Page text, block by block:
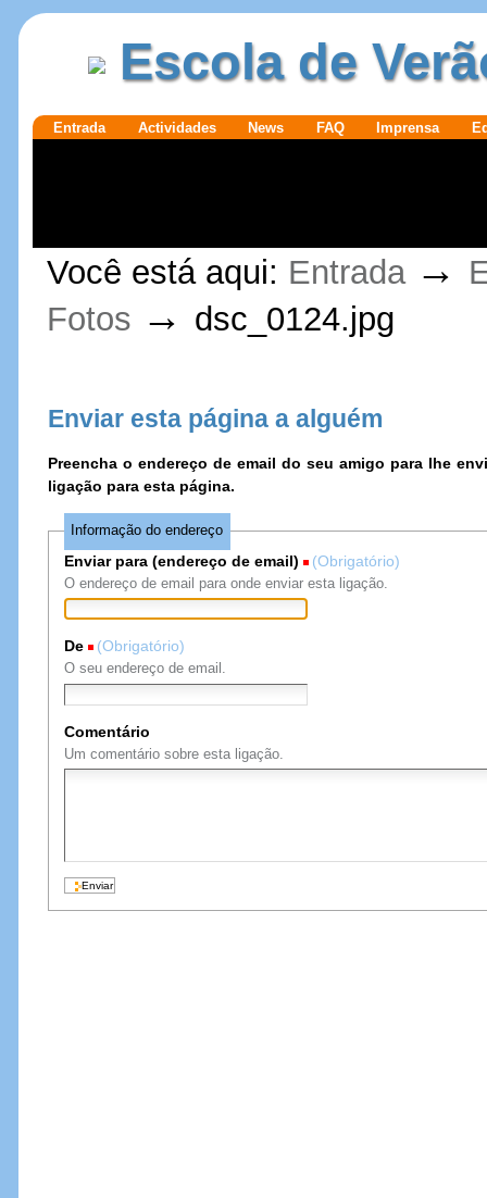
Ir para o
Escola de
SecçõesEntrada Actividades News FAQ Imprensa
Pessoais
Você está aqui: Entrada →
Fotos → dsc_0124.jpg
Enviar esta página a alguém
Preencha o endereço de email do seu amigo para lhe
ligação para esta página.
Informação do endereço
Enviar para (endereço de email) (Obrigatório)
O endereço de email para onde enviar esta ligação.
De (Obrigatório)
O seu endereço de email.
Comentário
Um comentário sobre esta ligação.